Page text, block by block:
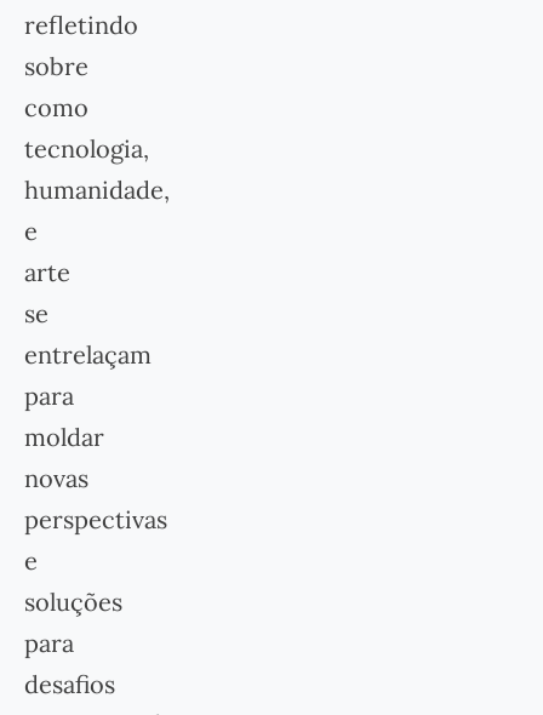
refletindo
sobre
como
tecnologia,
humanidade,
e
arte
se
entrelaçam
para
moldar
novas
perspectivas
e
soluções
para
desafios